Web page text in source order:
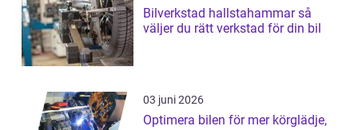
Bilverkstad hallstahammar så
väljer du rätt verkstad för din bil
03 juni 2026
Optimera bilen för mer körglädje,